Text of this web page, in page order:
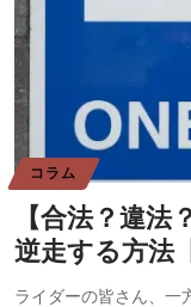
コラム
【合法？違
逆走する方法
ライダーの皆さん、一